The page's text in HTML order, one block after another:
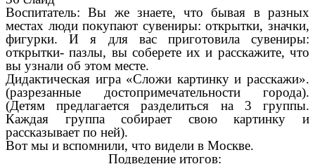
Воспитатель: Вы же знаете, что бывая в разных
местах люди покупают сувениры: открытки, значки,
фигурки. И я для вас приготовила сувениры:
открытки- пазлы, вы соберете их и расскажите, что
вы узнали об этом месте.
Дидактическая игра «Сложи картинку и расскажи».
(разрезанные достопримечательности города).
(Детям предлагается разделиться на 3 группы.
Каждая группа собирает свою картинку и
рассказывает по ней).
Вот мы и вспомнили, что видели в Москве.
Подведение итогов: